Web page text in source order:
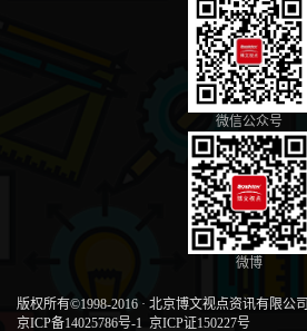
微信公众号
微博
版权所有©1998-2016 · 北京博文视点资讯有限公司
京ICP备14025786号-1 京ICP证150227号